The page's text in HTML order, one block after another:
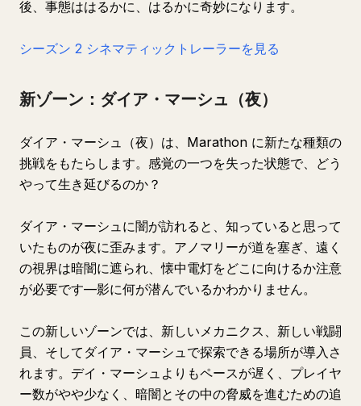
後、事態ははるかに、はるかに奇妙になります。
シーズン 2 シネマティックトレーラーを見る
新ゾーン：ダイア・マーシュ（夜）
ダイア・マーシュ（夜）は、Marathon に新たな種類の
挑戦をもたらします。感覚の一つを失った状態で、どう
やって生き延びるのか？
ダイア・マーシュに闇が訪れると、知っていると思って
いたものが夜に歪みます。アノマリーが道を塞ぎ、遠く
の視界は暗闇に遮られ、懐中電灯をどこに向けるか注意
が必要です—影に何が潜んでいるかわかりません。
この新しいゾーンでは、新しいメカニクス、新しい戦闘
員、そしてダイア・マーシュで探索できる場所が導入さ
れます。デイ・マーシュよりもペースが遅く、プレイヤ
ー数がやや少なく、暗闇とその中の脅威を進むための追